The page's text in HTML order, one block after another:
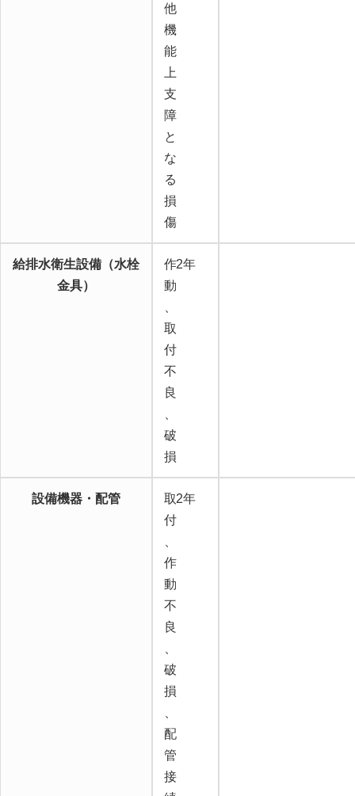
他
機
能
上
支
障
と
な
る
損
傷
給排水衛生設備（水栓
金具）
作
動
取
付
不
良
破
損
2年
設備機器・配管
取
付
作
動
不
良
破
損
配
管
接
2年